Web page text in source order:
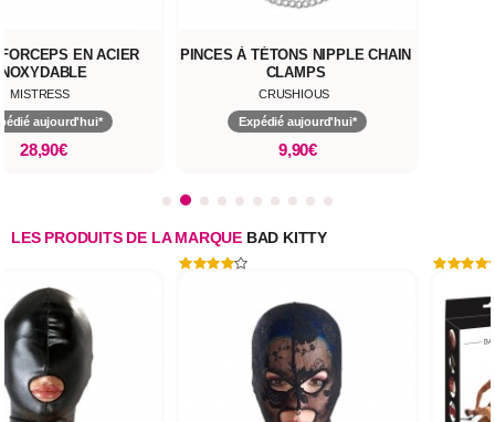
EN ACIER
MISTRESS
aujourd'hui*
28,90€
PINCES À TÉTONS NIPPLE CHAIN
CLAMPS
CRUSHIOUS
Expédié aujourd'hui*
9,90€
LES PRODUITS DE LA MARQUE BAD KITTY